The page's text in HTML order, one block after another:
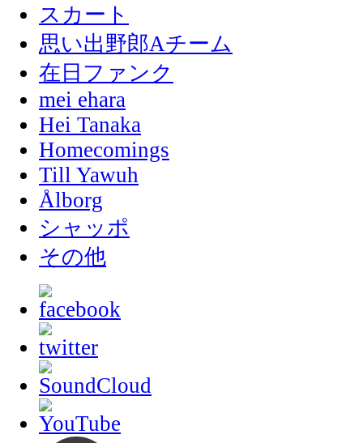
スカート
思い出野郎Aチーム
在日ファンク
mei ehara
Hei Tanaka
Homecomings
Till Yawuh
Ålborg
シャッポ
その他